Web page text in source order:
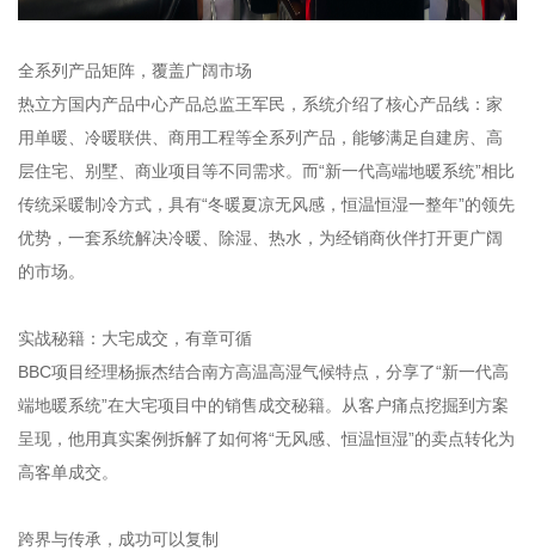
全系列产品矩阵，覆盖广阔市场
热立方国内产品中心产品总监王军民，系统介绍了核心产品线：家
用单暖、冷暖联供、商用工程等全系列产品，能够满足自建房、高
层住宅、别墅、商业项目等不同需求。而“新一代高端地暖系统”相比
传统采暖制冷方式，具有“冬暖夏凉无风感，恒温恒湿一整年”的领先
优势，一套系统解决冷暖、除湿、热水，为经销商伙伴打开更广阔
的市场。
实战秘籍：大宅成交，有章可循
BBC项目经理杨振杰结合南方高温高湿气候特点，分享了“新一代高
端地暖系统”在大宅项目中的销售成交秘籍。从客户痛点挖掘到方案
呈现，他用真实案例拆解了如何将“无风感、恒温恒湿”的卖点转化为
高客单成交。
跨界与传承，成功可以复制